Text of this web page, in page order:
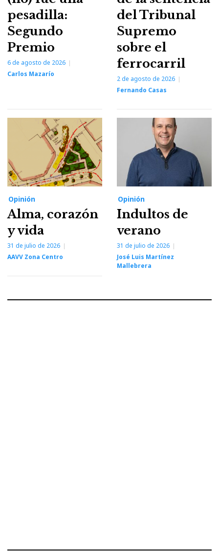
pesadilla:
Segundo
Premio
6 de agosto de 2026
Carlos Mazarío
del Tribunal
Supremo
sobre el
ferrocarril
2 de agosto de 2026
Fernando Casas
Opinión
Alma, corazón
y vida
31 de julio de 2026
AAVV Zona Centro
Opinión
Indultos de
verano
31 de julio de 2026
José Luis Martínez
Mallebrera